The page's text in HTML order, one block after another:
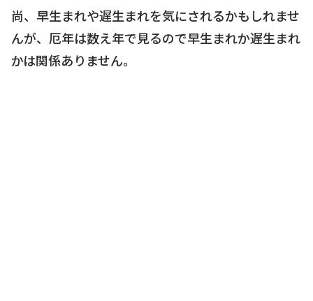
尚、早生まれや遅生まれを気にされるかもしれませ
んが、厄年は数え年で見るので早生まれか遅生まれ
かは関係ありません。